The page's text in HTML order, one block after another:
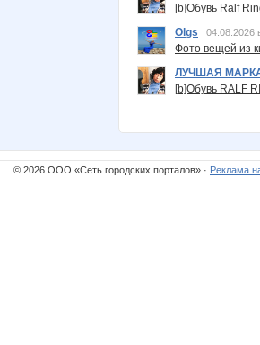
[b]Обувь Ralf
Olgs
04.08.2026
Фото вещей из
ЛУЧШАЯ
[b]Обувь RALF
© 2026 ООО «Сеть городских порталов» · Реклама